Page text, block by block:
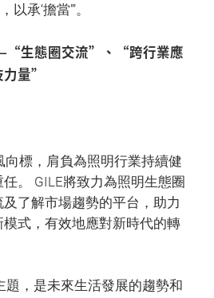
以承‘擔當’”。
生態圈交流”、“跨行業應
量”
向標，肩負為照明行業持續健
。 GILE將致力為照明生態圈
了解市場趨勢的平台，助力
式，有效地應對新時代的轉
題，是未來生活發展的趨勢和